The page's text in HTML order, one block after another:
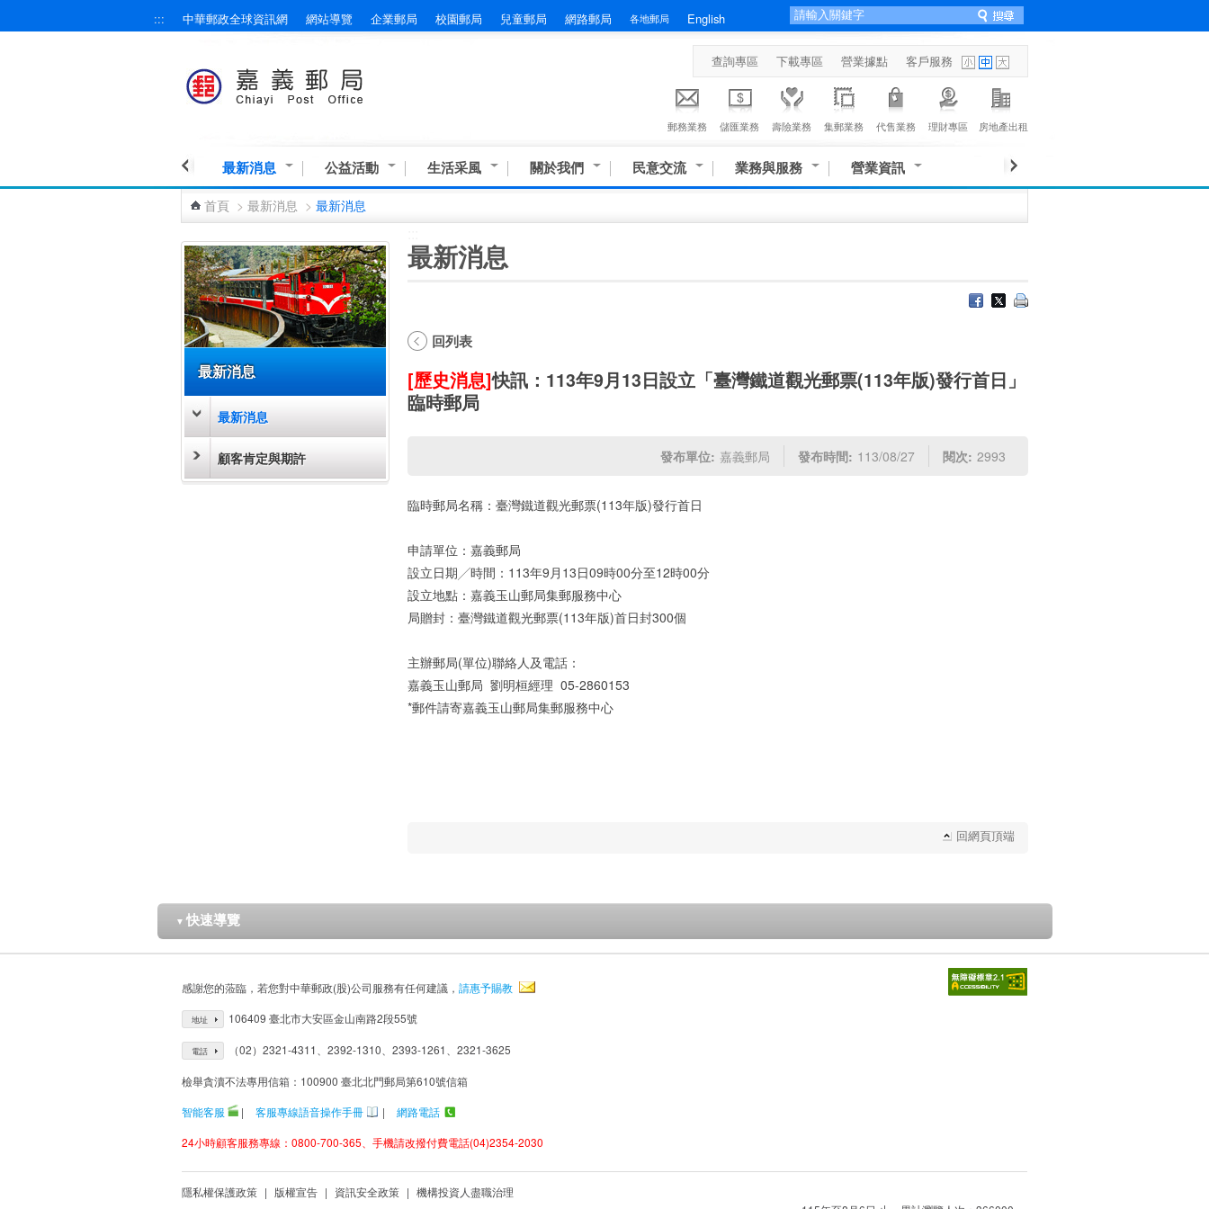
::: 中華郵政全球資訊網 網站導覽 企業郵局 校園郵局 兒童郵局 網路郵局 各地郵局 English
查詢專區 下載專區 營業據點 客戶服務
郵務業務 儲匯業務 壽險業務 集郵業務 代售業務 理財專區 房地產出租
最新消息 公益活動 生活采風 關於我們 民意交流 業務與服務 營業資訊
首頁 > 最新消息 > 最新消息
最新消息
最新消息
顧客肯定與期許
最新消息
回列表
[歷史消息]快訊：113年9月13日設立「臺灣鐵道觀光郵票(113年版)發行首日」
臨時郵局
發布單位: 嘉義郵局 發布時間: 113/08/27 閱次: 2993
臨時郵局名稱：臺灣鐵道觀光郵票(113年版)發行首日
申請單位：嘉義郵局
設立日期╱時間：113年9月13日09時00分至12時00分
設立地點：嘉義玉山郵局集郵服務中心
局贈封：臺灣鐵道觀光郵票(113年版)首日封300個
主辦郵局(單位)聯絡人及電話：
嘉義玉山郵局 劉明桓經理 05-2860153
*郵件請寄嘉義玉山郵局集郵服務中心
回網頁頂端
▼ 快速導覽
感謝您的蒞臨，若您對中華郵政(股)公司服務有任何建議， 請惠予賜教
地址 106409 臺北市大安區金山南路2段55號
電話 （02）2321-4311、2392-1310、2393-1261、2321-3625
檢舉貪瀆不法專用信箱：100900 臺北北門郵局第610號信箱
智能客服
| 客服專線語音操作手冊 |
網路電話
24小時顧客服務專線：0800-700-365、手機請改撥付費電話(04)2354-2030
隱私權保護政策 | 版權宣告 | 資訊安全政策 | 機構投資人盡職治理